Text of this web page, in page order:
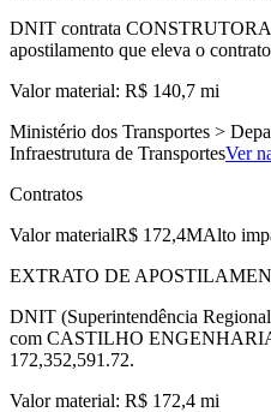
DNIT contrata
apostilamento que eleva o
Valor material: R$ 140,7 mi
Ministério dos Transportes >
Infraestrutura de TransportesVer
Contratos
Valor materialR$ 172,4MAlto
EXTRATO DE
DNIT (Superintendência
com CASTILHO
172,352,591.72.
Valor material: R$ 172,4 mi